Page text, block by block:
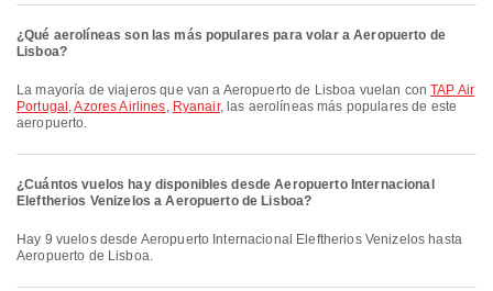
¿Qué aerolíneas son las más populares para volar a Aeropuerto de
Lisboa?
La mayoría de viajeros que van a Aeropuerto de Lisboa vuelan conTAP Air
Portugal ,Azores Airlines, Ryanair, las aerolíneas más populares de este
aeropuerto.
¿Cuántos vuelos hay disponibles desde Aeropuerto Internacional
Eleftherios Venizelos a Aeropuerto de Lisboa?
Hay 9 vuelos desde Aeropuerto Internacional Eleftherios Venizelos hasta
Aeropuerto de Lisboa.